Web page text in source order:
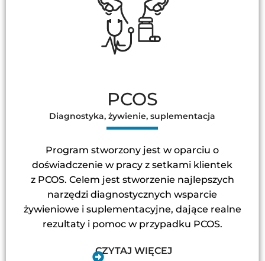
PCOS
Diagnostyka, żywienie, suplementacja
Program stworzony jest w oparciu o
doświadczenie w pracy z setkami klientek
z PCOS. Celem jest stworzenie najlepszych
narzędzi diagnostycznych wsparcie
żywieniowe i suplementacyjne, dające realne
rezultaty i pomoc w przypadku PCOS.
CZYTAJ WIĘCEJ